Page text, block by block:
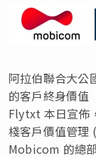
阿拉伯聯合大公
的客戶終身價值
Flytxt 本日宣佈
棧客戶價值管理
Mobicom 的總